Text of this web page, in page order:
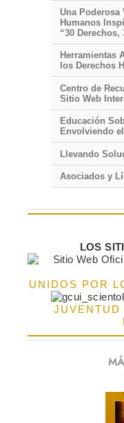
Una Poderosa
Humanos
“30 Derechos,
Herramientas
los Derechos
Centro de
Sitio Web
Educación
Envolviendo
Llevando
Asociados y
LOS
UNIDOS POR
JUVENTUD